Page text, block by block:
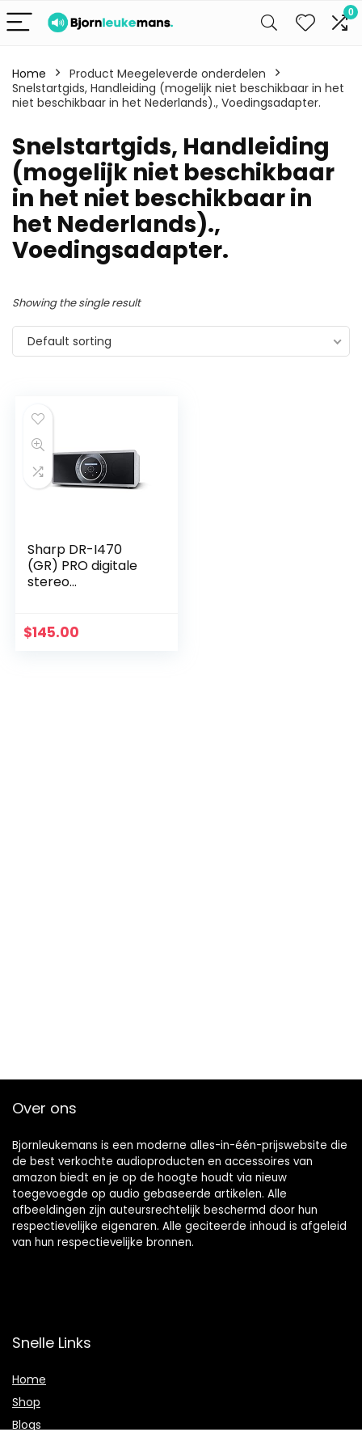
0
Home
Product Meegeleverde onderdelen
Snelstartgids, Handleiding (mogelijk niet beschikbaar in het
niet beschikbaar in het Nederlands)., Voedingsadapter.
Snelstartgids, Handleiding
(mogelijk niet beschikbaar
in het niet beschikbaar in
het Nederlands).,
Voedingsadapter.
Showing the single result
Default sorting
Sharp DR-I470
(GR) PRO digitale
stereo
tuner, Bluetooth
$145.00
Over ons
Bjornleukemans is een moderne alles-in-één-prijswebsite die
de best verkochte audioproducten en accessoires van
amazon biedt en je op de hoogte houdt via nieuw
toegevoegde op audio gebaseerde artikelen. Alle
afbeeldingen zijn auteursrechtelijk beschermd door hun
respectievelijke eigenaren. Alle geciteerde inhoud is afgeleid
van hun respectievelijke bronnen.
Snelle Links
Home
Shop
Blogs